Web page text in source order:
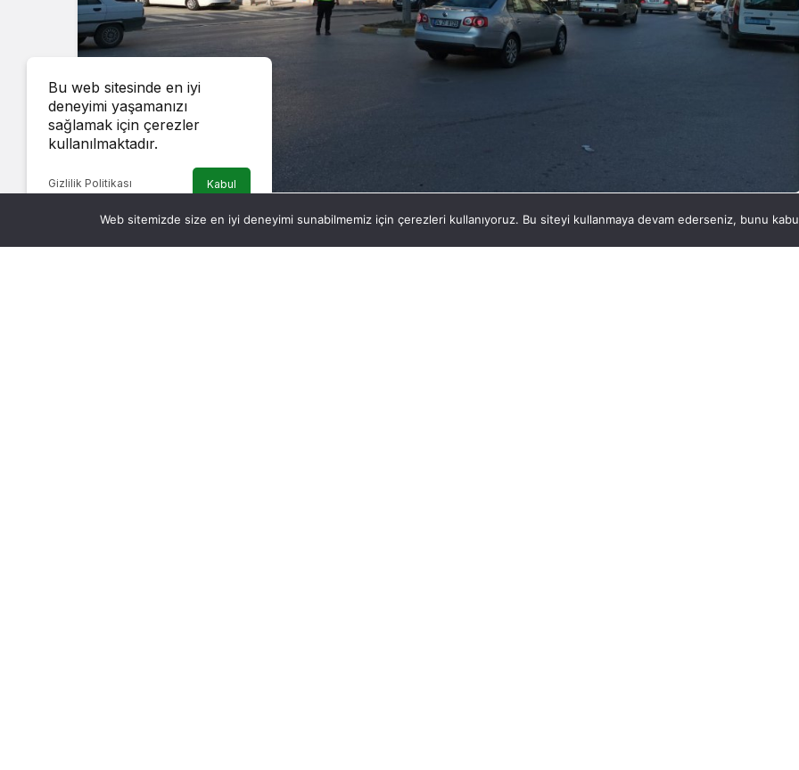
Boyabat Emniyet Müdürlüğü Denetimlerini Sürdürüyor
Bu web sitesinde en iyi
deneyimi yaşamanızı
sağlamak için çerezler
kullanılmaktadır.
Gizlilik Politikası Kabul
Web sitemizde size en iyi deneyimi sunabilmemiz için çerezleri kullanıyoruz. Bu siteyi kullanmaya devam ederseniz, bunu